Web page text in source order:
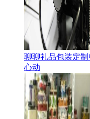
聊聊礼品包装定制
心动